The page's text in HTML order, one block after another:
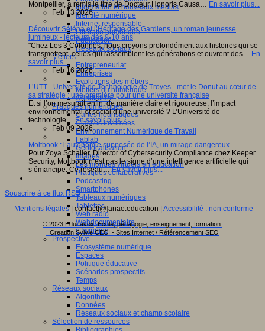
Information et nouveaux médias
Identité numérique
Internet responsable
Littératie numérique
Publication
Réseaux sociaux
Métiers
Entrepreneuriat
Entreprises
Evolutions des métiers
Métiers du numérique
Orientation
Pratiques numériques
Cartes heuristiques
Classes inversées
Environnement Numérique de Travail
Fablab
Géolocalisation
Images
Les mondes virtuels en éducation
Pratiques collaboratives
Podcasting
Smartphones
Tableaux numériques
Tablettes
Web radio
Webdocumentaire
eTwinning
Prospective
Ecosystème numérique
Espaces
Politique éducative
Scénarios prospectifs
Temps
Réseaux sociaux
Algorithme
Données
Réseaux sociaux et champ scolaire
Sélection de ressources
Montpellier, a remis le titre de Docteur Honoris Causa… En savoir plus...
Feb 13 2026
Découvrir Séléna et l’Héritage des Gardiens, un roman jeunesse
lumineux - lecteurs dès 9-10 ans
"Chez Les 3 Colonnes, nous croyons profondément aux histoires qui se
transmettent, celles qui rassemblent les générations et ouvrent des… En
savoir plus...
Feb 16 2026
L’UTT - Université de Technologie de Troyes - met le Donut au cœur de
sa stratégie : une première pour une université française
Et si l’on mesurait enfin, de manière claire et rigoureuse, l’impact
environnemental et social d’une université ? L’Université de
technologie… En savoir plus...
Feb 09 2026
Moltbook : l’autonomie supposée de l’IA, un mirage dangereux
Pour Zoya Schaller, Director of Cybersecurity Compliance chez Keeper
Security, Moltbook n’est pas le signe d’une intelligence artificielle qui
s’émancipe. Ce réseau…En savoir plus...
Souscrire à ce flux RSS
Mentions légales| contact[@]anae.education | Accessibilité : non conforme
© 2023 Educavox, Ecole, pédagogie, enseignement, formation
Creation Sylvie CECI - Sites Internet / Référencement SEO